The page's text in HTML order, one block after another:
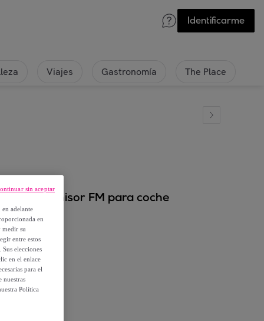
Identificarme
Viajes Gastronomía The Place
y transmisor FM para coche
adelante
en
medir su
entre estos
elecciones
en el enlace
para el
nuestras
Política
sin aceptar